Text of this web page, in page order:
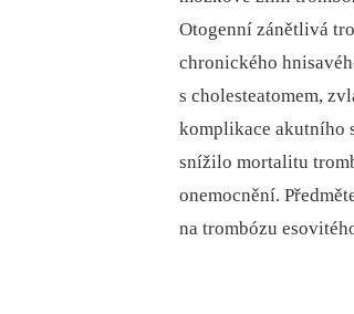
Otogenní zánětlivá
chronického
s cholesteatomem,
komplikace akutního
snížilo mortalitu
onemocnění.
na trombózu